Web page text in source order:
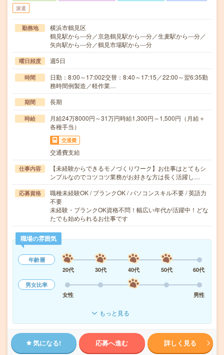
派遣
勤務地
横浜市鶴見区
鶴見駅から---分／京急鶴見駅から---分／生麦駅から---分／
矢向駅から---分／鶴見市場駅から---分
曜日頻度 週5日
時間
日勤：8:00～17:002交替：8:40～17:15／22:00～翌6:35勤
務時間例製造／軽作業…
期間 長期
時給
月給24万8000円～31万円時給1,300円～1,500円（月給＋
各種手当）
交通費
交通費支給
仕事内容
【未経験からできるモノづくりワーク】お仕事はとてもシ
ンプルなのでコツコツ業務がお好きな方は長く活躍し…
応募資格
職種未経験OK / ブランクOK / パソコンスキル不要 / 英語力
不要
未経験・ブランクOK資格不問！幅広い年代が活躍中！どな
たでも始められるお仕事です
職場の雰囲気
年齢層
20代
30代 40代 50代
60代
男女比率
女性
男性
もっと見る
気になる! 応募へ進む 詳しく見る